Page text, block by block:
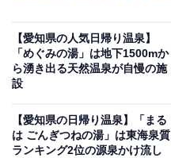
【愛知県の人気日帰り温泉】
「めぐみの湯」は地下1500mか
ら湧き出る天然温泉が自慢の施
設
【愛知県の日帰り温泉】「まる
は ごんぎつねの湯」は東海泉質
ランキング2位の源泉かけ流し